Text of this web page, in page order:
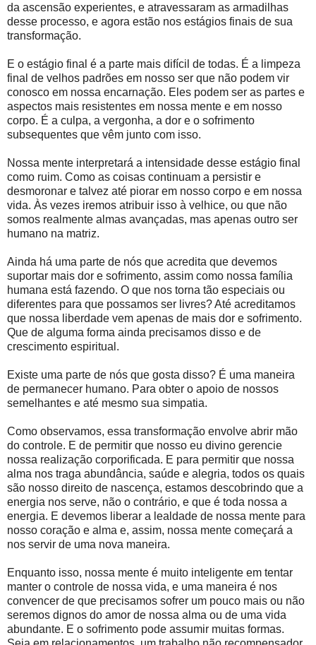
da ascensão experientes, e atravessaram as armadilhas
desse processo, e agora estão nos estágios finais de sua
transformação.
E o estágio final é a parte mais difícil de todas. É a limpeza
final de velhos padrões em nosso ser que não podem vir
conosco em nossa encarnação. Eles podem ser as partes e
aspectos mais resistentes em nossa mente e em nosso
corpo. É a culpa, a vergonha, a dor e o sofrimento
subsequentes que vêm junto com isso.
Nossa mente interpretará a intensidade desse estágio final
como ruim. Como as coisas continuam a persistir e
desmoronar e talvez até piorar em nosso corpo e em nossa
vida. Às vezes iremos atribuir isso à velhice, ou que não
somos realmente almas avançadas, mas apenas outro ser
humano na matriz.
Ainda há uma parte de nós que acredita que devemos
suportar mais dor e sofrimento, assim como nossa família
humana está fazendo. O que nos torna tão especiais ou
diferentes para que possamos ser livres? Até acreditamos
que nossa liberdade vem apenas de mais dor e sofrimento.
Que de alguma forma ainda precisamos disso e de
crescimento espiritual.
Existe uma parte de nós que gosta disso? É uma maneira
de permanecer humano. Para obter o apoio de nossos
semelhantes e até mesmo sua simpatia.
Como observamos, essa transformação envolve abrir mão
do controle. E de permitir que nosso eu divino gerencie
nossa realização corporificada. E para permitir que nossa
alma nos traga abundância, saúde e alegria, todos os quais
são nosso direito de nascença, estamos descobrindo que a
energia nos serve, não o contrário, e que é toda nossa a
energia. E devemos liberar a lealdade de nossa mente para
nosso coração e alma e, assim, nossa mente começará a
nos servir de uma nova maneira.
Enquanto isso, nossa mente é muito inteligente em tentar
manter o controle de nossa vida, e uma maneira é nos
convencer de que precisamos sofrer um pouco mais ou não
seremos dignos do amor de nossa alma ou de uma vida
abundante. E o sofrimento pode assumir muitas formas.